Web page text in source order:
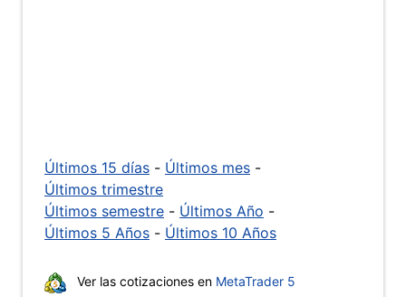
Últimos 15 días - Últimos mes -
Últimos trimestre
Últimos semestre - Últimos Año -
Últimos 5 Años - Últimos 10 Años
Ver las cotizaciones en MetaTrader 5